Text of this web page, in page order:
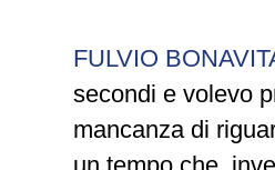
FULVIO
secondi e volevo
mancanza di